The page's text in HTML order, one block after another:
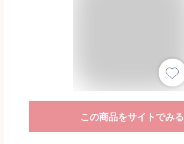
この商品をサイトでみる